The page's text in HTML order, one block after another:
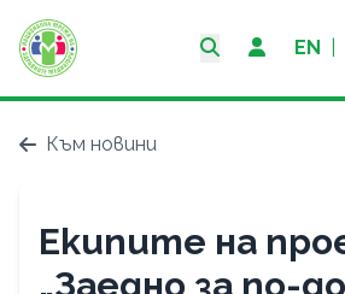
EN
Към новини
Екипите на
„Заедно за по-